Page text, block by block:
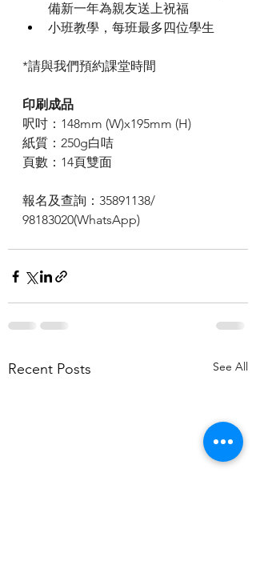
備新一年為親友送上祝福
小班教學，每班最多四位學生
*請與我們預約課堂時間
印刷成品
呎吋：148mm (W)x195mm (H)
紙質：250g白咭
頁數：14頁雙面
報名及查詢：35891138/
98183020(WhatsApp)
Recent Posts See All